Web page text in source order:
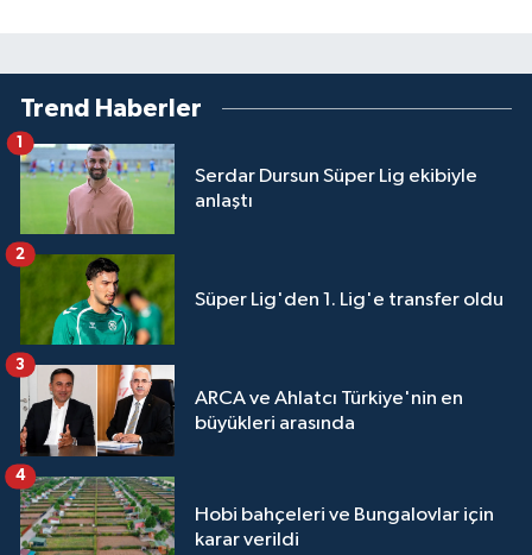
Trend Haberler
Serdar Dursun Süper Lig ekibiyle
anlaştı
1
Süper Lig'den 1. Lig'e transfer oldu
2
ARCA ve Ahlatcı Türkiye'nin en
büyükleri arasında
3
Hobi bahçeleri ve Bungalovlar için
karar verildi
4